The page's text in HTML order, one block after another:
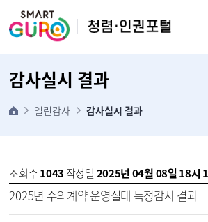
감사실시 결과
열린감사 감사실시 결과
조회수1043 작성일 2025년 04월 08일 18시
2025년 수의계약 운영실태 특정감사 결과